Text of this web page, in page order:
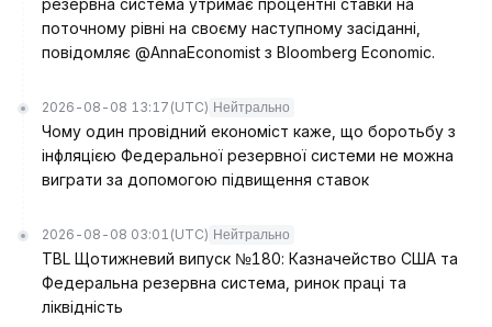
резервна система утримає процентні ставки на
поточному рівні на своєму наступному засіданні,
повідомляє @AnnaEconomist з Bloomberg Economic.
2026-08-08 13:17 (UTC) Нейтрально
Чому один провідний економіст каже, що боротьбу з
інфляцією Федеральної резервної системи не можна
виграти за допомогою підвищення ставок
2026-08-08 03:01 (UTC) Нейтрально
TBL Щотижневий випуск №180: Казначейство США та
Федеральна резервна система, ринок праці та
ліквідність